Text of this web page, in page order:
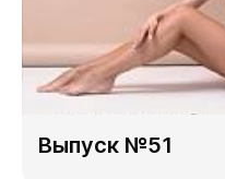
Выпуск №51